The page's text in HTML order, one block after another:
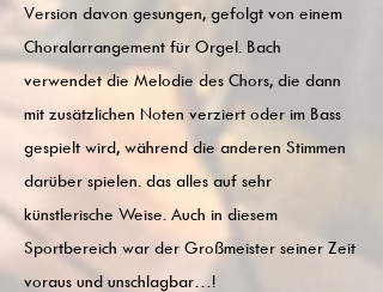
Version davon gesungen, gefolgt von einem
Choralarrangement für Orgel. Bach
verwendet die Melodie des Chors, die dann
mit zusätzlichen Noten verziert oder im Bass
gespielt wird, während die anderen Stimmen
darüber spielen. das alles auf sehr
künstlerische Weise. Auch in diesem
Sportbereich war der Großmeister seiner Zeit
voraus und unschlagbar…!